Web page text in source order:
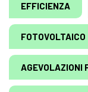
EFFICIENZA
FOTOVOLTAICO
AGEVOLAZIONI